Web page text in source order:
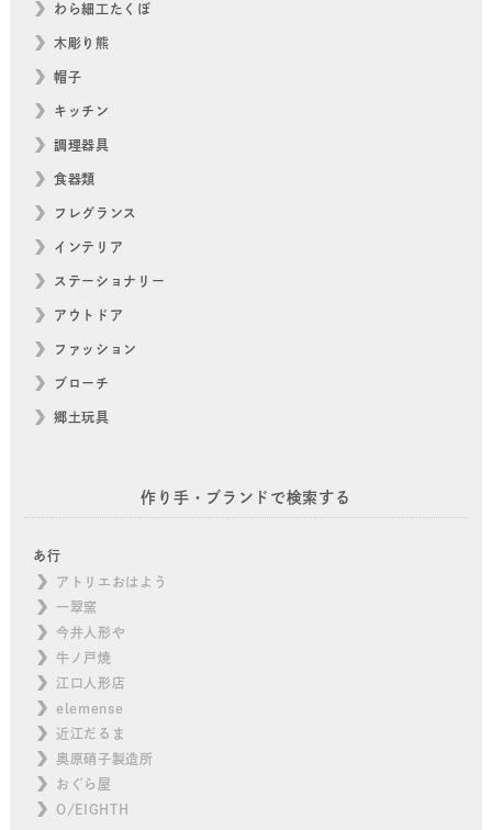
わら細工たくぼ
木彫り熊
帽子
キッチン
調理器具
食器類
フレグランス
インテリア
ステーショナリー
アウトドア
ファッション
ブローチ
郷土玩具
作り手・ブランドで検索する
あ行
アトリエおはよう
一翠窯
今井人形や
牛ノ戸焼
江口人形店
elemense
近江だるま
奥原硝子製造所
おぐら屋
O/EIGHTH